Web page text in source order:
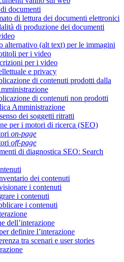
documenti
di lettura dei documenti elettronici
di produzione dei documenti
alternativo (alt text) per le immagini
per i video
per i video
e privacy
di contenuti prodotti dalla
di contenuti non prodotti
Amministrazione
dei soggetti ritratti
per i motori di ricerca (SEO)
on-page
off-page
di diagnostica SEO: Search
dei contenuti
i contenuti
i contenuti
i contenuti
dell’interazione
definire l’interazione
tra scenari e user stories